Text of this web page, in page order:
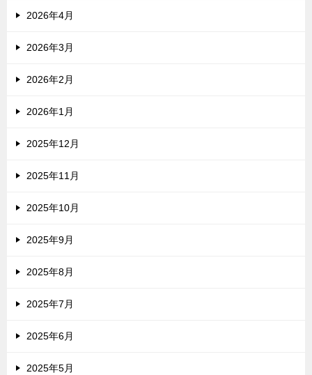
2026年4月
2026年3月
2026年2月
2026年1月
2025年12月
2025年11月
2025年10月
2025年9月
2025年8月
2025年7月
2025年6月
2025年5月